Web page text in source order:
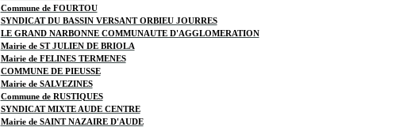
Commune de FOURTOU
SYNDICAT DU BASSIN VERSANT ORBIEU JOURRES
LE GRAND NARBONNE COMMUNAUTE D'AGGLOMERATION
Mairie de ST JULIEN DE BRIOLA
Mairie de FELINES TERMENES
COMMUNE DE PIEUSSE
Mairie de SALVEZINES
Commune de RUSTIQUES
SYNDICAT MIXTE AUDE CENTRE
Mairie de SAINT NAZAIRE D'AUDE